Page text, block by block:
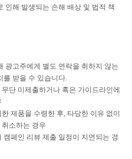
인해 발생되는 손해 배상 및 법적 책
광고주에게 별도 연락을 취하지 않는
를 받을 수 있습니다.
단 미제출하거나 혹은 가이드라인에
제품을 수령한 후, 타당한 이유 없이
소하는 경우
페인 리뷰 제출 일정이 지연되는 경